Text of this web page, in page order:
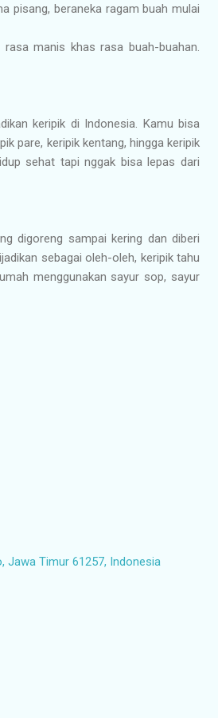
pisang, beraneka ragam buah mulai
manis khas rasa buah-buahan.
keripik di Indonesia. Kamu bisa
pare, keripik kentang, hingga keripik
sehat tapi nggak bisa lepas dari
digoreng sampai kering dan diberi
sebagai oleh-oleh, keripik tahu
menggunakan sayur sop, sayur
Jawa Timur 61257, Indonesia